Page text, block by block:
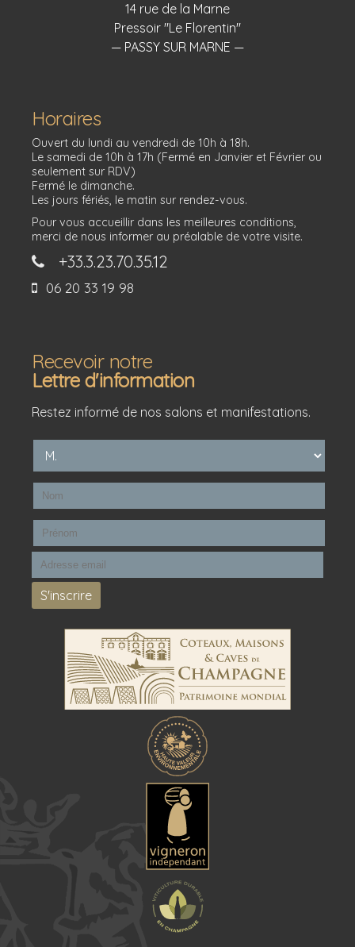
14 rue de la Marne
Pressoir "Le Florentin"
— PASSY SUR MARNE —
Horaires
Ouvert du lundi au vendredi de 10h à 18h.
Le samedi de 10h à 17h (Fermé en Janvier et Février ou
seulement sur RDV)
Fermé le dimanche.
Les jours fériés, le matin sur rendez-vous.
Pour vous accueillir dans les meilleures conditions,
merci de nous informer au préalable de votre visite.
+33.3.23.70.35.12
06 20 33 19 98
Recevoir notre
Lettre d'information
Restez informé de nos salons et manifestations.